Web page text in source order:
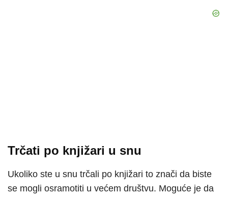
Trčati po knjižari u snu
Ukoliko ste u snu trčali po knjižari to znači da biste
se mogli osramotiti u većem društvu. Moguće je da